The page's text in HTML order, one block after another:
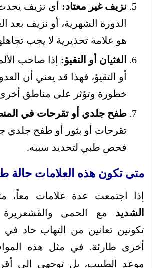
نزيف غير معتاد: أي نزيف
الدورة الشهرية، أو نزيف بعد
هو علامة تحذيرية لا يجب
الغثيان أو التقيؤ: إذا صاحب
أو التقيؤ، فهذا قد يعني أن
خطورة وتؤثر على مناطق
طفح جلدي أو تقرحات في
تقرحات أو بثور أو طفح جلدي
فحص طبي لتحديد سببه.
متى تكون هذه العلامات حالة
إذا اجتمعت عدة علامات معاً،
الشديد مع الحمى والقشعريرة
تكونين تعانين من التهاب حاد
أخرى طارئة. في مثل هذه
موعد الطبيب، بل توجهي إلى